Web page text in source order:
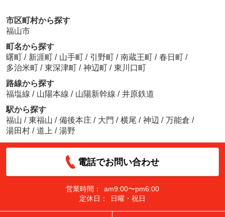
市区町村から探す
福山市
町名から探す
曙町 / 新涯町 / 山手町 / 引野町 / 南蔵王町 / 春日町 /
多治米町 / 東深津町 / 神辺町 / 東川口町
路線から探す
福塩線 / 山陽本線 / 山陽新幹線 / 井原鉄道
駅から探す
福山 / 東福山 / 備後本庄 / 大門 / 横尾 / 神辺 / 万能倉 /
湯田村 / 道上 / 湯野
電話でお問い合わせ
営業時間：
am9:00〜pm6:00
定休日：
日曜・祝日